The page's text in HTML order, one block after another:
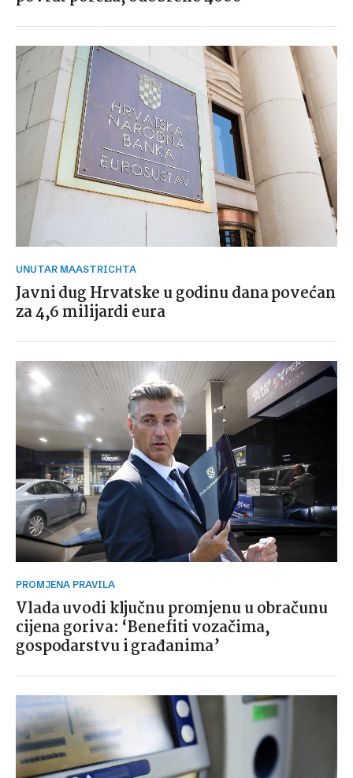
UNUTAR MAASTRICHTA
Javni dug Hrvatske u godinu dana povećan
za 4,6 milijardi eura
PROMJENA PRAVILA
Vlada uvodi ključnu promjenu u obračunu
cijena goriva: ‘Benefiti vozačima,
gospodarstvu i građanima’